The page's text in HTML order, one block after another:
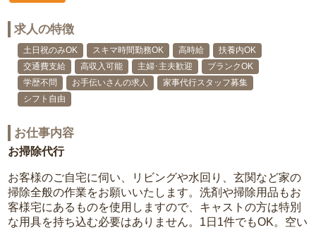
求人の特徴
土日祝のみOK スキマ時間勤務OK 高時給
扶養内OK
交通費支給
高収入可能 主婦･主夫歓迎
ブランクOK
学歴不問
お手伝いさんの求人
家事代行スタッフ募集
シフト自由
お仕事内容
お掃除代行
お客様のご自宅に伺い、リビングや水回り、玄関など家の
掃除全般の作業をお願いいたします。洗剤や掃除用品もお
客様宅にあるものを使用しますので、キャストの方は特別
な用具を持ち込む必要はありません。1日1件でもOK。空い